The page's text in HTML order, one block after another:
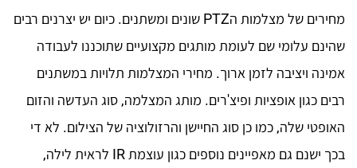
מחירים של מצלמות הPTZ שונים ומשתנים. כיום יש יצרנים רבים
שהינם עלומי שם לעומת מותגים מקצועיים שתוכננו לעבודה
אמינה ויציבה לזמן ארוך. מחירי המצלמות תלויות במשתנים
רבים כגון אופציות ופיצ'רים. מותג המצלמה, סוג העדשה והזום
האופטי שלה, כמו כן סוג החיישן והרזולוציה של הצילום. לא די
בכך ישנם גם מאפיינים נוספים כגון עוצמת IR לראית לילה,